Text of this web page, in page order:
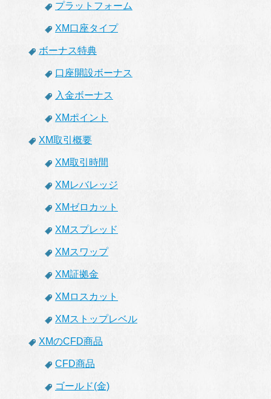
プラットフォーム
XM口座タイプ
ボーナス特典
口座開設ボーナス
入金ボーナス
XMポイント
XM取引概要
XM取引時間
XMレバレッジ
XMゼロカット
XMスプレッド
XMスワップ
XM証拠金
XMロスカット
XMストップレベル
XMのCFD商品
CFD商品
ゴールド(金)